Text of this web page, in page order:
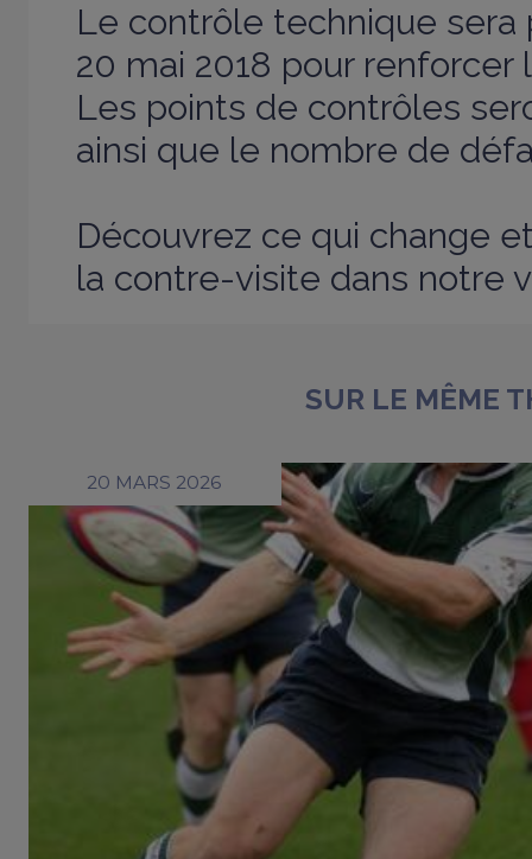
Le contrôle technique sera
20 mai 2018 pour renforcer
Les points de contrôles
ainsi que le nombre de
Découvrez ce qui change
la contre-visite dans notre
SUR LE MÊME
20 MARS 2026